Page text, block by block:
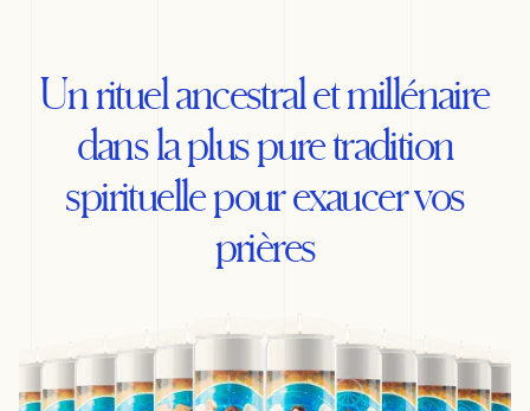
Un rituel ancestral et millénaire
dans la plus pure tradition
spirituelle pour exaucer vos
prières